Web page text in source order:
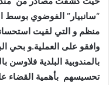
“سانبيار” الفوضوي بوسط
منظم و التي لقيت
وافقو على العملية.و بحي
بالمندوبية البلدية فلاوسن
تحسيسهم بأهمية القضاء